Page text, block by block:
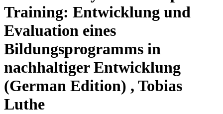
Training: Entwicklung und
Evaluation eines
Bildungsprogramms in
nachhaltiger Entwicklung
(German Edition) , Tobias
Luthe